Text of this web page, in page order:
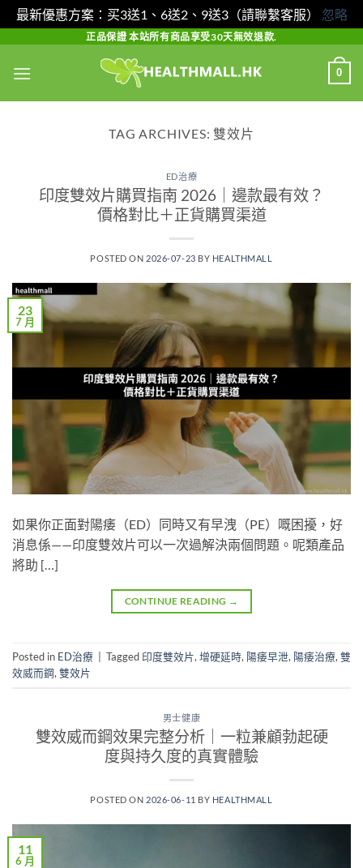
最新優惠方案：买3送1、6送2、9送3（請聯繫客服） 忽略
content
正品保證 本站所有商品享受30天無效退款.
0
TAG ARCHIVES:雙效片
ED治療
印度雙效片購買指南 2026｜邊款最有效？
價格對比＋正貨購買渠道
POSTED ON 2026-07-23 BY HEALTHMALL
23
7 月
如果你正面對陽痿（ED）同時又有早洩（PE）嘅困擾，好
消息係——印度雙效片可以一次過解決兩個問題。呢類產品
將助 […]
CONTINUE READING →
Posted in ED治療 Tagged印度雙效片,增硬延時, 陽痿早泄, 陽痿治療,雙
效威而鋼,雙效片
男士健康
雙效威而鋼效果完整分析｜一粒兼顧勃起硬
度與持久度的真實體驗
POSTED ON 2026-06-11 BY HEALTHMALL
11
6 月